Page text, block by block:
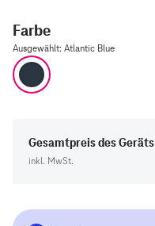
Farbe
Ausgewählt: Atlantic Blue
Gesamtpreis des Geräts
inkl. MwSt.